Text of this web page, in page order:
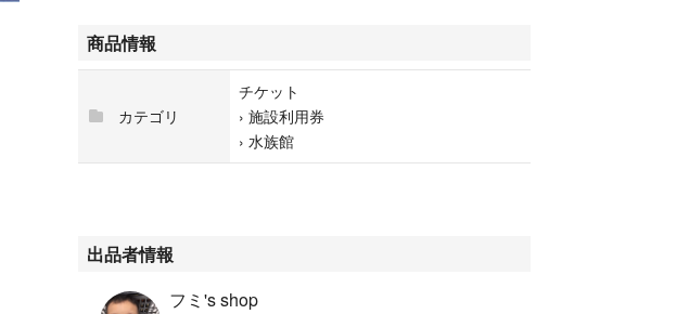
商品情報
カテゴリ
チケット
› 施設利用券
› 水族館
出品者情報
フミ's shop